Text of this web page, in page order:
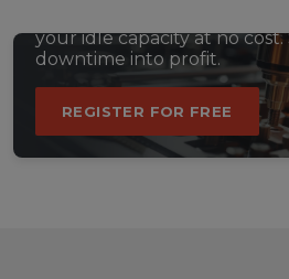
your idle capacity at no
downtime into profit.
REGISTER FOR FREE